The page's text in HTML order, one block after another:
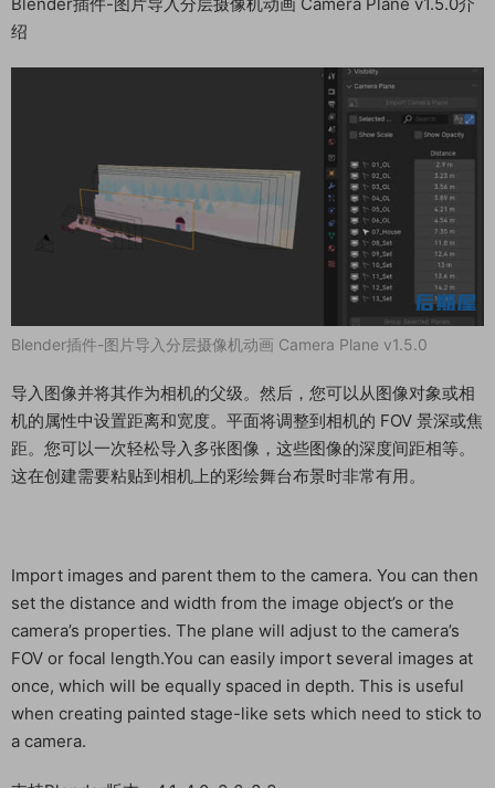
绍
Blender插件-图片导入分层摄像机动画 Camera Plane v1.5.0
导入图像并将其作为相机的父级。然后，您可以从图像对象或相
机的属性中设置距离和宽度。平面将调整到相机的 FOV 景深或焦
距。您可以一次轻松导入多张图像，这些图像的深度间距相等。
这在创建需要粘贴到相机上的彩绘舞台布景时非常有用。
Import images and parent them to the camera. You can then
set the distance and width from the image object’s or the
camera’s properties. The plane will adjust to the camera’s
FOV or focal length.You can easily import several images at
once, which will be equally spaced in depth. This is useful
when creating painted stage-like sets which need to stick to
a camera.